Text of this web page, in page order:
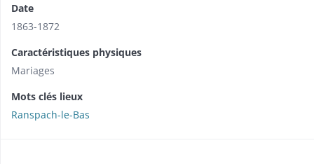
Date
1863-1872
Caractéristiques physiques
Mariages
Mots clés lieux
Ranspach-le-Bas